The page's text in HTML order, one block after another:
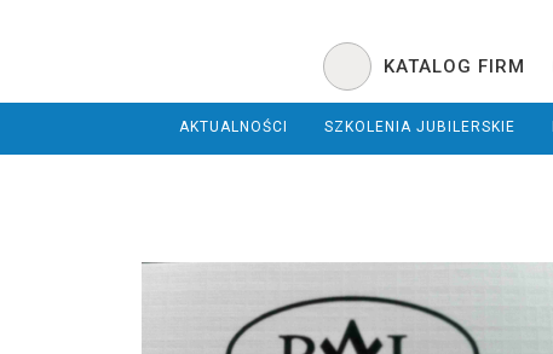
KATALOG FIRM
AKTUALNOŚCI SZKOLENIA JUBILERSKIE